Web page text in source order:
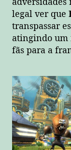
legal ver que
transpassar
atingindo um
fãs para a